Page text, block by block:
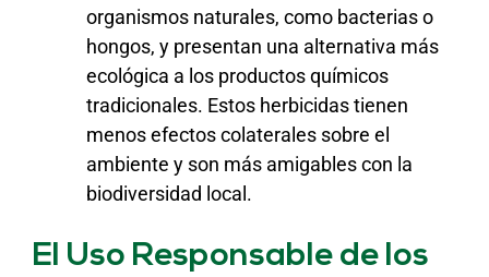
organismos naturales, como bacterias o
hongos, y presentan una alternativa más
ecológica a los productos químicos
tradicionales. Estos herbicidas tienen
menos efectos colaterales sobre el
ambiente y son más amigables con la
biodiversidad local.
El Uso Responsable de los